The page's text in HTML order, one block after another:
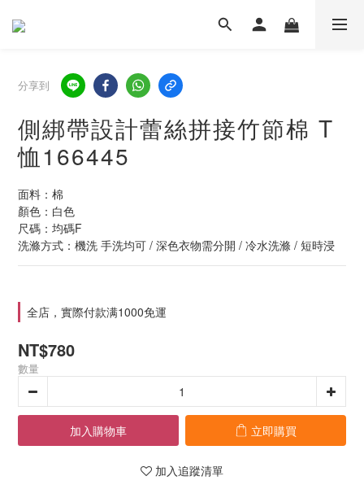
分享到
側綁帶設計蕾絲拼接竹節棉 T
恤166445
面料：棉
顏色：白色
尺碼：均碼F
洗滌方式：機洗 手洗均可 / 深色衣物需分開 / 冷水洗滌 / 短時浸
全店，實際付款满1000免運
NT$780
數量
加入購物車 立即購買
加入追蹤清單